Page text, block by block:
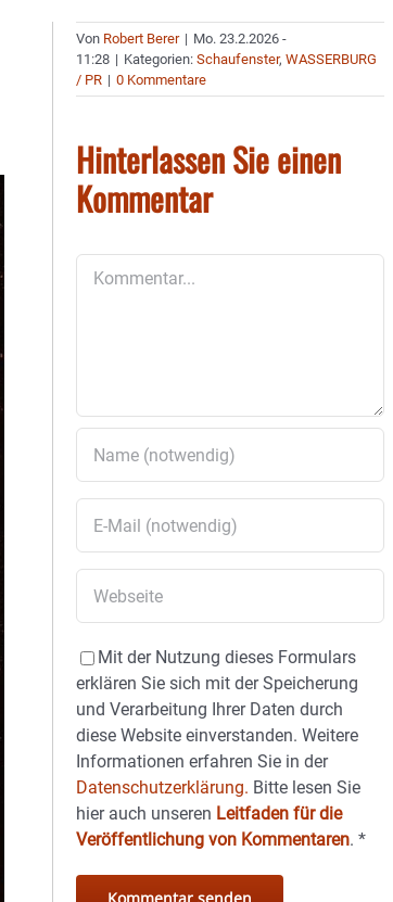
Von Robert Berer | Mo. 23.2.2026 -
11:28 | Kategorien:Schaufenster,WASSERBURG
/ PR | 0 Kommentare
Hinterlassen Sie einen
Kommentar
Mit der Nutzung dieses Formulars
erklären Sie sich mit der Speicherung
und Verarbeitung Ihrer Daten durch
diese Website einverstanden. Weitere
Informationen erfahren Sie in der
Datenschutzerklärung. Bitte lesen Sie
hier auch unseren Leitfaden für die
Veröffentlichung von Kommentaren.*